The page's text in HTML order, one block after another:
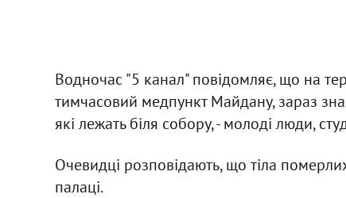
Водночас "5 канал" повідомляє, що на
тимчасовий медпункт Майдану, зараз
які лежать біля собору, - молоді люди,
Очевидці розповідають, що тіла
палаці.